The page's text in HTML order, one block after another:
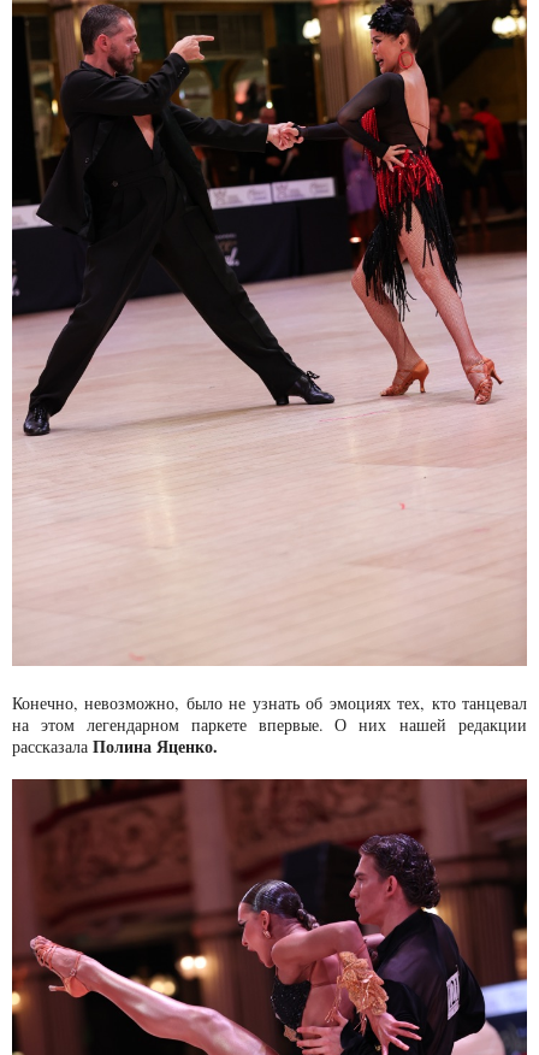
Конечно, невозможно, было не узнать об эмоциях тех, кто танцевал
на этом легендарном паркете впервые. О них нашей редакции
рассказала Полина Яценко.